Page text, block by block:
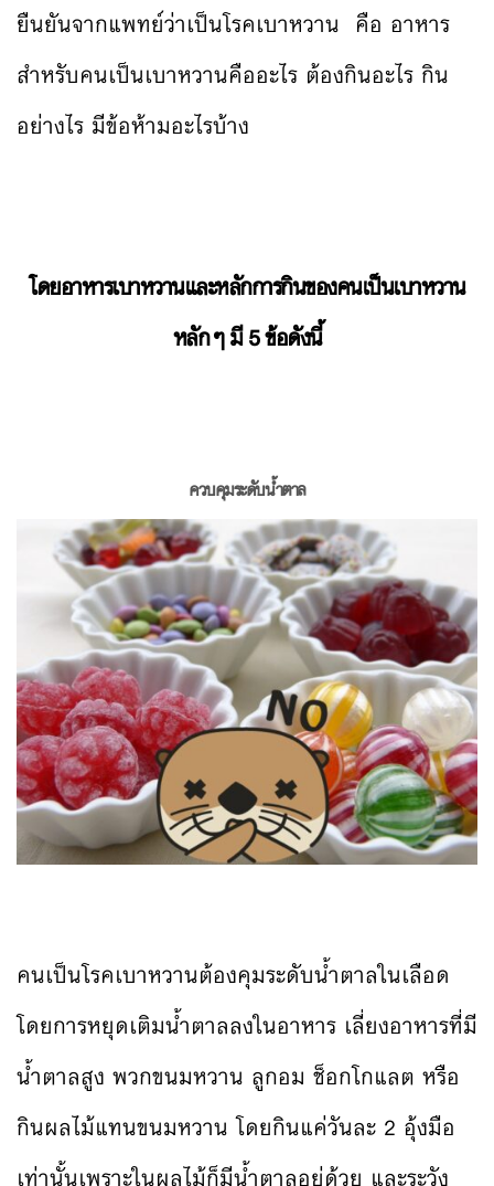
ยืนยันจากแพทย์ว่าเป็นโรคเบาหวาน คือ อาหาร
สำหรับคนเป็นเบาหวานคืออะไร ต้องกินอะไร กิน
อย่างไร มีข้อห้ามอะไรบ้าง
โดยอาหารเบาหวานและหลักการกินของคนเป็นเบาหวาน
หลักๆ มี 5 ข้อดังนี้
ควบคุมระดับน้ำตาล
คนเป็นโรคเบาหวานต้องคุมระดับน้ำตาลในเลือด
โดยการหยุดเติมน้ำตาลลงในอาหาร เลี่ยงอาหารที่มี
น้ำตาลสูง พวกขนมหวาน ลูกอม ช็อกโกแลต หรือ
กินผลไม้แทนขนมหวาน โดยกินแค่วันละ 2 อุ้งมือ
เท่านั้นเพราะในผลไม้ก็มีน้ำตาลอยู่ด้วย และระวัง